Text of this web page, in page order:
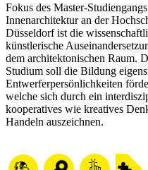
Fokus des Master-Studiengangs
Innenarchitektur an der
Düsseldorf ist die
künstlerische
dem architektonischen Raum.
Studium soll die Bildung
Entwerferpersönlichkeiten
welche sich durch ein
kooperatives wie kreatives
Handeln auszeichnen​​.